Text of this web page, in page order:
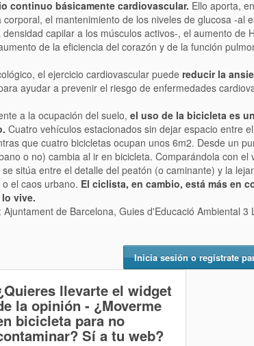
continuo básicamente cardiovascular. Ello aporta,
corporal, el mantenimiento de los niveles de glucosa -al
capilar a los músculos activos-, el aumento de
de la eficiencia del corazón y de la función
el ejercicio cardiovascular puede reducir la
ayudar a prevenir el riesgo de enfermedades
a la ocupación del suelo, el uso de la bicicleta es
Cuatro vehículos estacionados sin dejar espacio entre
que cuatro bicicletas ocupan unos 6m2. Desde un
o no) cambia al ir en bicicleta. Comparándola con
sitúa entre el detalle del peatón (o caminante) y la
el caos urbano. El ciclista, en cambio, está más en
vive.
Ajuntament de Barcelona, Guies d'Educació Ambiental 3
Inicia sesión o regístrate
llevarte el widget
la opinión- ¿Moverme
bicicleta para no
Sí a tu web?